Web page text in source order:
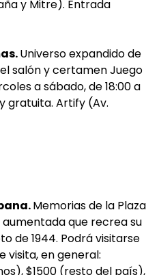
y Mitre). Entrada
Universo expandido de
salón y certamen Juego
a sábado, de 18:00 a
gratuita. Artify (Av.
Memorias de la Plaza
que recrea su
de 1944. Podrá visitarse
visita, en general:
$1500 (resto del país),